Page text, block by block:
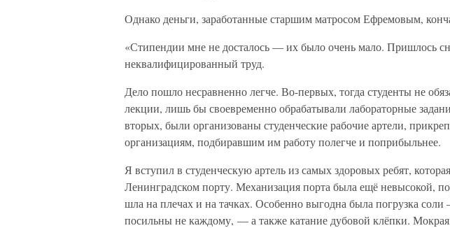
Однако деньги, заработанные старшим матросом Ефремовым,
«Стипендии мне не досталось — их было очень мало. Пришлось
неквалифицированный труд.
Дело пошло несравненно легче. Во-первых, тогда студенты не
лекции, лишь бы своевременно обрабатывали лабораторные
вторых, были организованы студенческие рабочие артели,
организациям, подбиравшим им работу полегче и поприбыльнее.
Я вступил в студенческую артель из самых здоровых ребят,
Ленинградском порту. Механизация порта была ещё невысокой,
шла на плечах и на тачках. Особенно выгодна была погрузка
посильны не каждому, — а также катание дубовой клёпки. Мокрая,